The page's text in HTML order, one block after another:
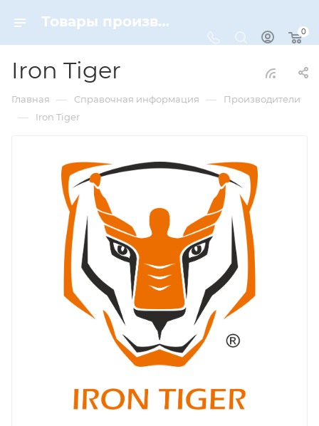
Товары производителя Iron Tiger | бренды Dynamic-Sport
0
Iron Tiger
Главная — Справочная информация — Производители
— Iron Tiger